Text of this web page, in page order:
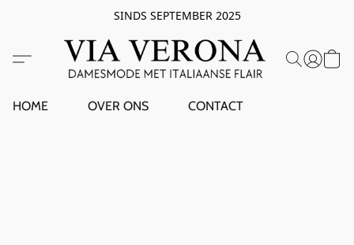
SINDS SEPTEMBER 2025
HOME OVER ONS CONTACT